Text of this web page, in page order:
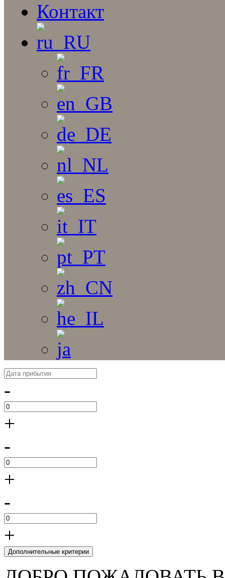
Контакт
-
+
-
+
-
+
Дополнительные критерии